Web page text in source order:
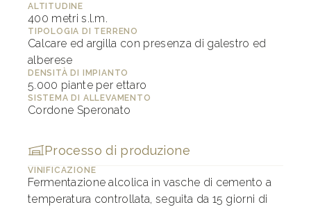
ALTITUDINE
400 metri s.l.m.
TIPOLOGIA DI TERRENO
Calcare ed argilla con presenza di galestro ed
alberese
DENSITÀ DI IMPIANTO
5.000 piante per ettaro
SISTEMA DI ALLEVAMENTO
Cordone Speronato
Processo di produzione
VINIFICAZIONE
Fermentazione alcolica in vasche di cemento a
temperatura controllata, seguita da 15 giorni di